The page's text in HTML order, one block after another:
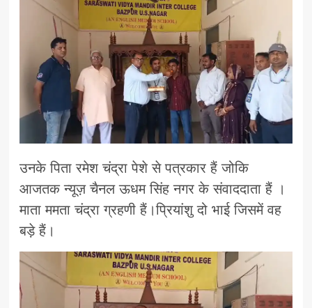
उनके पिता रमेश चंद्रा पेशे से पत्रकार हैं जोकि
आजतक न्यूज़ चैनल ऊधम सिंह नगर के संवाददाता हैं ।
माता ममता चंद्रा ग्रहणी हैं।प्रियांशु दो भाई जिसमें वह
बड़े हैं।